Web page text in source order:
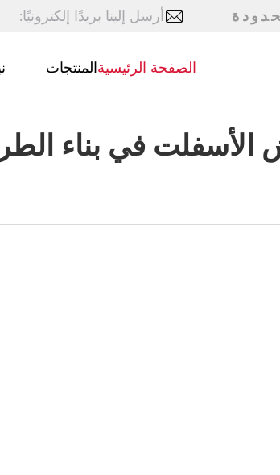
أرسل إلينا بريدًا إلكترونيًا:
الصفحة الرئيسية المنتجات
الأسفلت في بناء